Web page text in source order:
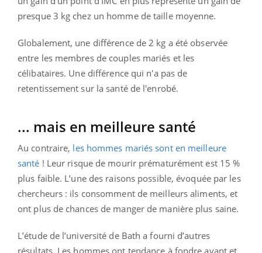
presque 3 kg chez un homme de taille moyenne.
Globalement, une différence de 2 kg a été observée
entre les membres de couples mariés et les
célibataires. Une différence qui n'a pas de
retentissement sur la santé de l'enrobé.
... mais en meilleure santé
Au contraire, les hommes mariés sont en meilleure
santé ! Leur risque de mourir prématurément est 15 %
plus faible. L’une des raisons possible, évoquée par les
chercheurs : ils consomment de meilleurs aliments, et
ont plus de chances de manger de manière plus saine.
L’étude de l’université de Bath a fourni d’autres
résultats. Les hommes ont tendance à fondre avant et